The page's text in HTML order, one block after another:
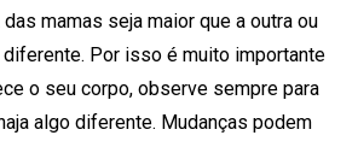
das mamas seja maior que a outra ou
Por isso é muito importante
o seu corpo, observe sempre para
algo diferente. Mudanças podem